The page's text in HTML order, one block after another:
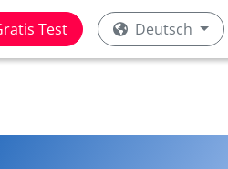
Test Deutsch